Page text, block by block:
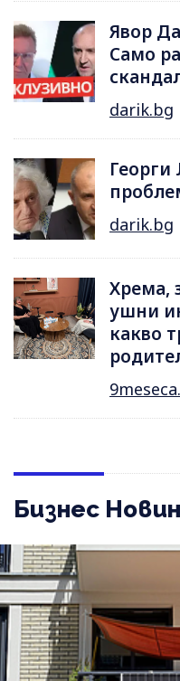
Явор
Само
darik.bg
Георги
darik.bg
Хрема,
ушни
какво
Бизнес